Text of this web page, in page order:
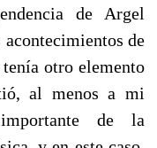
de Argel
de
otro elemento
al menos a mi
de la